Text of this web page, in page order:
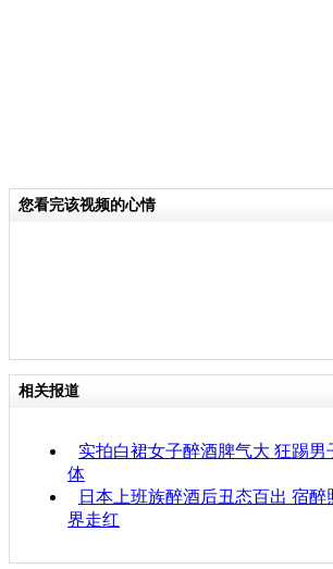
您看完该视频的心情
相关报道
实拍白裙女子醉酒脾气大 狂踢男
体
日本上班族醉酒后丑态百出 宿醉
界走红